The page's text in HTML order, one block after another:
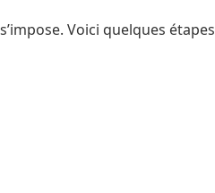
Voici quelques